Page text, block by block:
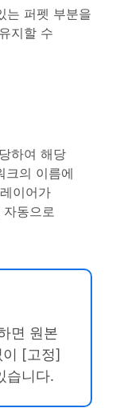
는 퍼펫 부분을
지할 수
하여 해당
크의 이름에
이어가
동으로
면 원본
이 [고정]
습니다.